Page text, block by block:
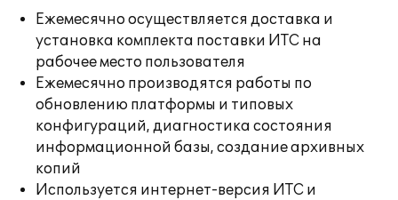
Ежемесячно осуществляется доставка и
установка комплекта поставки ИТС на
рабочее место пользователя
Ежемесячно производятся работы по
обновлению платформы и типовых
конфигураций, диагностика состояния
информационной базы, создание архивных
копий
Используется интернет-версия ИТС и